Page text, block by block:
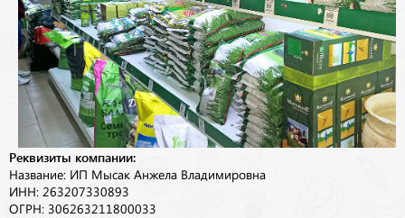
Реквизиты компании:
Название: ИП Мысак Анжела Владимировна
ИНН: 263207330893
ОГРН: 306263211800033